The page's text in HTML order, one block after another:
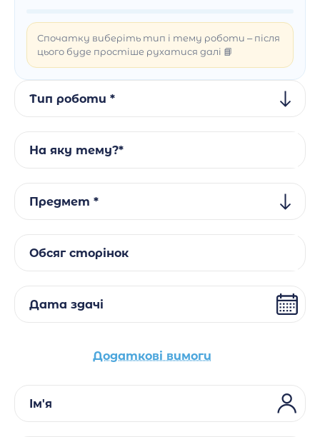
Спочатку виберіть тип і тему роботи – після
цього буде простіше рухатися далі 📘
Тип роботи *
На яку тему?*
Предмет *
Обсяг сторінок
Дата здачі
Додаткові вимоги
Ім'я